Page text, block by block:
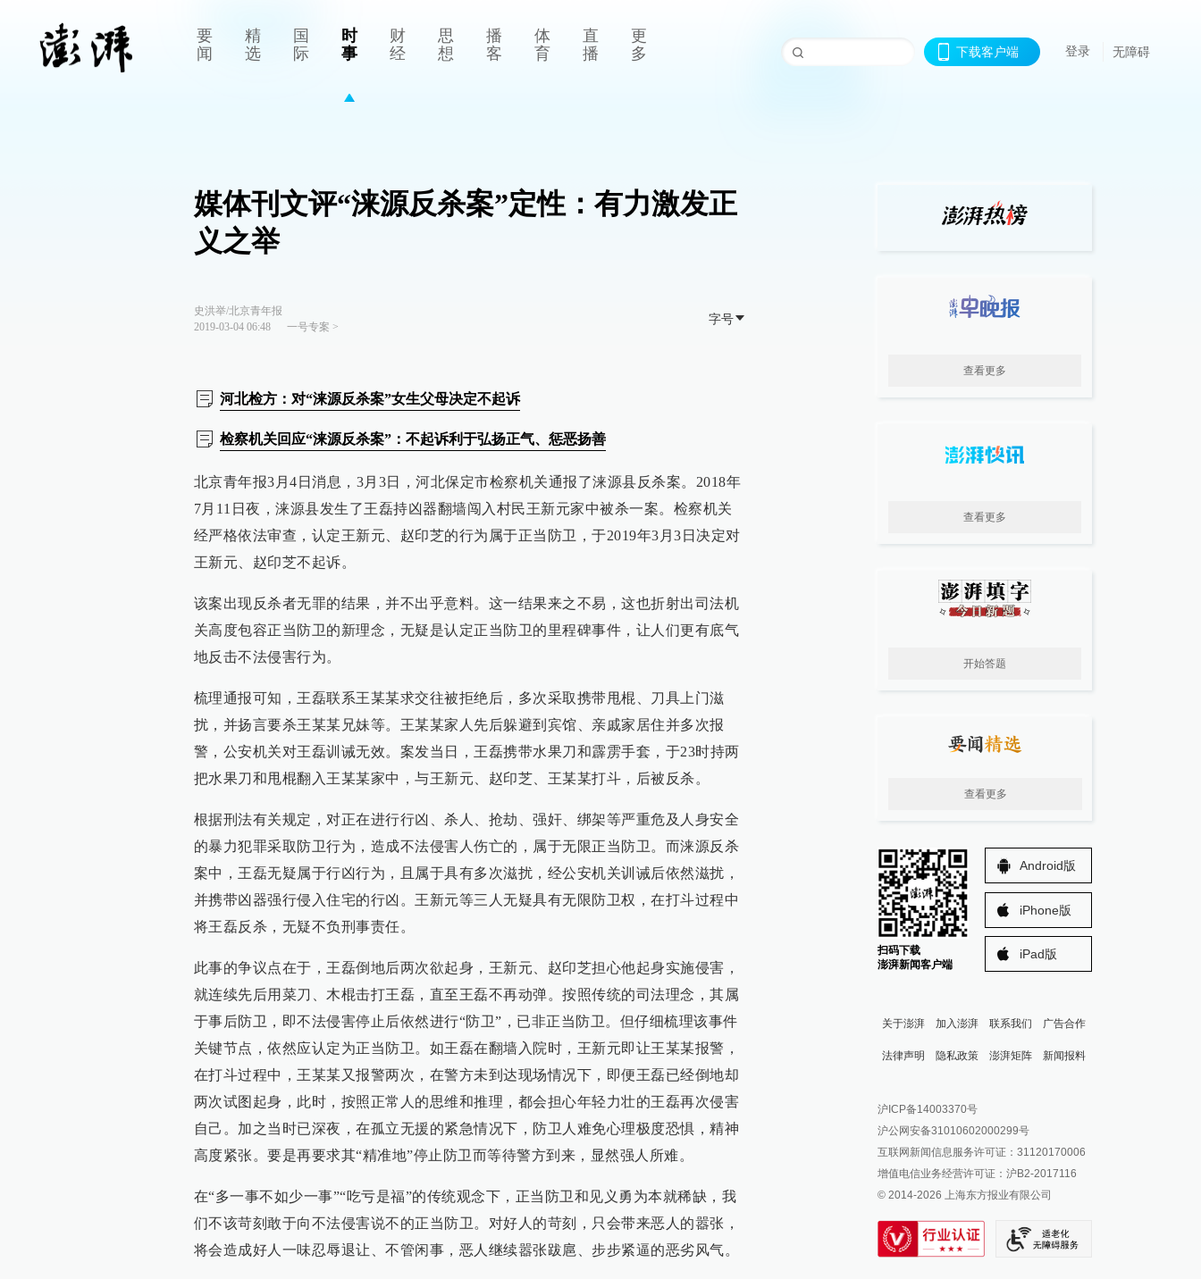
要
闻
精
选
国
际
时
事
财
经
思
想
播
客
体
育
直
播
更
多
下载客户端 登录 无障碍
媒体刊文评“涞源反杀案”定性：有力激发正
义之举
史洪举/北京青年报
2019-03-04 06:48
一号专案 >
字号
河北检方：对“涞源反杀案”女生父母决定不起诉
检察机关回应“涞源反杀案”：不起诉利于弘扬正气、惩恶扬善
北京青年报3月4日消息，3月3日，河北保定市检察机关通报了涞源县反杀案。2018年
7月11日夜，涞源县发生了王磊持凶器翻墙闯入村民王新元家中被杀一案。检察机关
经严格依法审查，认定王新元、赵印芝的行为属于正当防卫，于2019年3月3日决定对
王新元、赵印芝不起诉。
该案出现反杀者无罪的结果，并不出乎意料。这一结果来之不易，这也折射出司法机
关高度包容正当防卫的新理念，无疑是认定正当防卫的里程碑事件，让人们更有底气
地反击不法侵害行为。
梳理通报可知，王磊联系王某某求交往被拒绝后，多次采取携带甩棍、刀具上门滋
扰，并扬言要杀王某某兄妹等。王某某家人先后躲避到宾馆、亲戚家居住并多次报
警，公安机关对王磊训诫无效。案发当日，王磊携带水果刀和霹雳手套，于23时持两
把水果刀和甩棍翻入王某某家中，与王新元、赵印芝、王某某打斗，后被反杀。
根据刑法有关规定，对正在进行行凶、杀人、抢劫、强奸、绑架等严重危及人身安全
的暴力犯罪采取防卫行为，造成不法侵害人伤亡的，属于无限正当防卫。而涞源反杀
案中，王磊无疑属于行凶行为，且属于具有多次滋扰，经公安机关训诫后依然滋扰，
并携带凶器强行侵入住宅的行凶。王新元等三人无疑具有无限防卫权，在打斗过程中
将王磊反杀，无疑不负刑事责任。
此事的争议点在于，王磊倒地后两次欲起身，王新元、赵印芝担心他起身实施侵害，
就连续先后用菜刀、木棍击打王磊，直至王磊不再动弹。按照传统的司法理念，其属
于事后防卫，即不法侵害停止后依然进行“防卫”，已非正当防卫。但仔细梳理该事件
关键节点，依然应认定为正当防卫。如王磊在翻墙入院时，王新元即让王某某报警，
在打斗过程中，王某某又报警两次，在警方未到达现场情况下，即便王磊已经倒地却
两次试图起身，此时，按照正常人的思维和推理，都会担心年轻力壮的王磊再次侵害
自己。加之当时已深夜，在孤立无援的紧急情况下，防卫人难免心理极度恐惧，精神
高度紧张。要是再要求其“精准地”停止防卫而等待警方到来，显然强人所难。
在“多一事不如少一事”“吃亏是福”的传统观念下，正当防卫和见义勇为本就稀缺，我
们不该苛刻敢于向不法侵害说不的正当防卫。对好人的苛刻，只会带来恶人的嚣张，
将会造成好人一味忍辱退让、不管闲事，恶人继续嚣张跋扈、步步紧逼的恶劣风气。
查看更多
查看更多
开始答题
查看更多
扫码下载
澎湃新闻客户端
Android版
iPhone版
iPad版
关于澎湃 加入澎湃 联系我们 广告合作
法律声明 隐私政策 澎湃矩阵
澎湃新闻公众号
澎湃新闻抖音号
派生万物开放平台
IP SHANGHAI
SIXTH TONE
新闻报料
报料邮箱: news@thepaper.cn
沪ICP备14003370号
沪公网安备31010602000299号
互联网新闻信息服务许可证：31120170006
增值电信业务经营许可证：沪B2-2017116
© 2014-2026 上海东方报业有限公司